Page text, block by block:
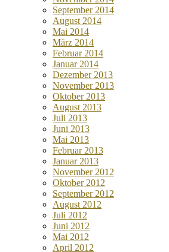
September 2014
August 2014
Mai 2014
März 2014
Februar 2014
Januar 2014
Dezember 2013
November 2013
Oktober 2013
August 2013
Juli 2013
Juni 2013
Mai 2013
Februar 2013
Januar 2013
November 2012
Oktober 2012
September 2012
August 2012
Juli 2012
Juni 2012
Mai 2012
April 2012